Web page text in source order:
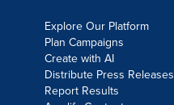
Explore Our Platform
Plan Campaigns
Create with AI
Distribute Press Releases
Report Results